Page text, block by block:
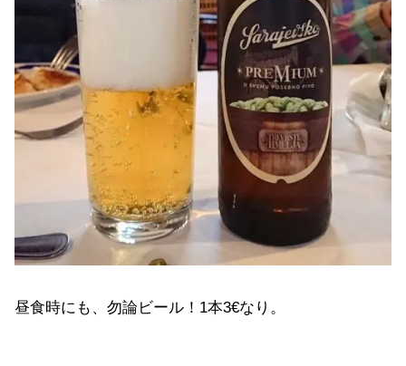
昼食時にも、勿論ビール！1本3€なり。